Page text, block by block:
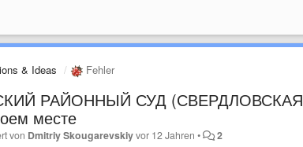
& Ideas Fehler
РАЙОННЫЙ СУД (СВЕРДЛОВСКАЯ
месте
von Dmitriy Skougarevskiyvor 12 Jahren • 2